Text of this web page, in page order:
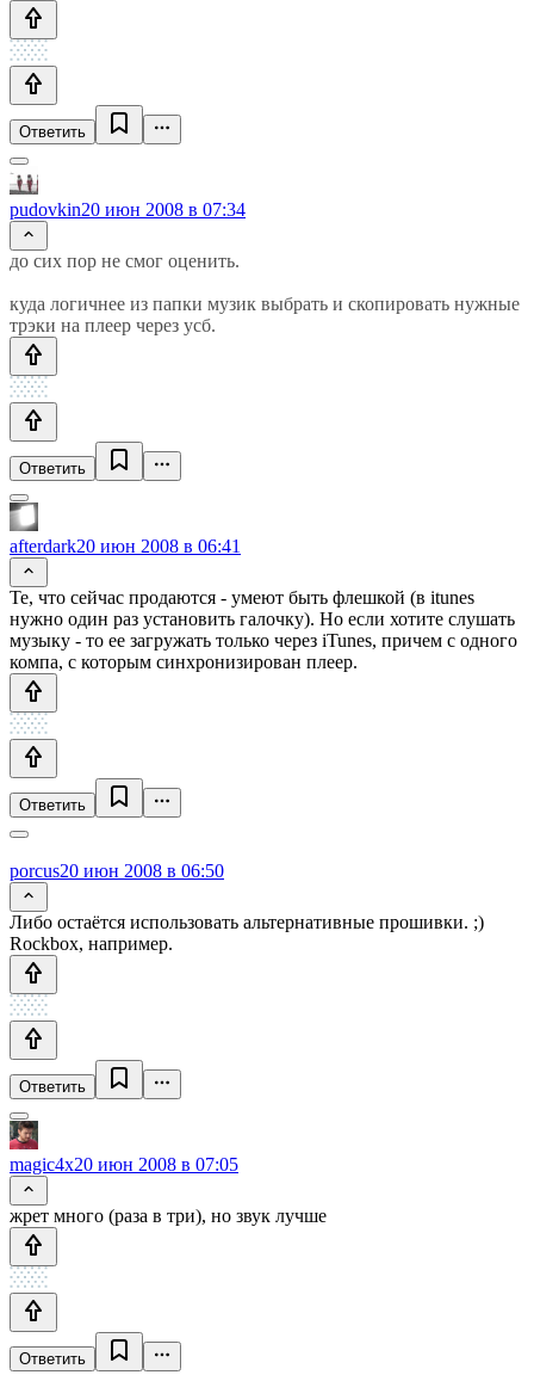
Ответить
pudovkin20 июн 2008 в 07:34
до сих пор не смог оценить.
куда логичнее из папки музик выбрать и скопировать нужные
трэки на плеер через усб.
Ответить
afterdark20 июн 2008 в 06:41
Те, что сейчас продаются - умеют быть флешкой (в itunes
нужно один раз установить галочку). Но если хотите слушать
музыку - то ее загружать только через iTunes, причем с одного
компа, с которым синхронизирован плеер.
Ответить
porcus20 июн 2008 в 06:50
Либо остаётся использовать альтернативные прошивки. ;)
Rockbox, например.
Ответить
magic4x20 июн 2008 в 07:05
жрет много (раза в три), но звук лучше
Ответить